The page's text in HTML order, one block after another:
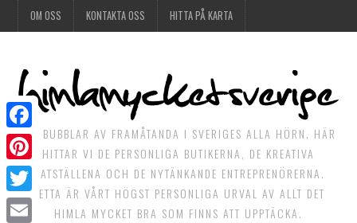
OM OSS KONTAKTA OSS HITTA PÅ KARTA
DET BUBBLAR AV FRAMÅTANDA I SVERIGES ALLA HÖRN. HÄR
HITTAR VI DE PERSONLIGA BUTIKERNA, DE KREATIVA
MATSTÄLLENA OCH DE NYTÄNKANDE ENTREPRENÖRERNA.
DETTA ÄR VÅRT HÖGST PERSONLIGA URVAL AV ALLT DET
HIMLA MYCKET BRA SOM FINNS ATT UPPTÄCKA.
Facebook
Pinterest
Twitter